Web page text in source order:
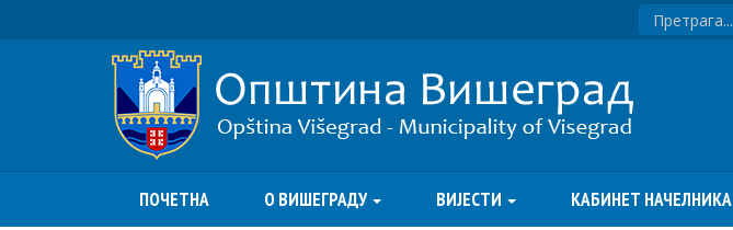
ПОЧЕТНА О ВИШЕГРАДУ ВИЈЕСТИ КАБИНЕТ НАЧЕЛНИКА